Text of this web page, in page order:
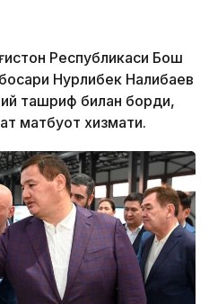
Республикаси Бош
Нурлибек Налибаев
ташриф билан борди,
матбуот хизмати.